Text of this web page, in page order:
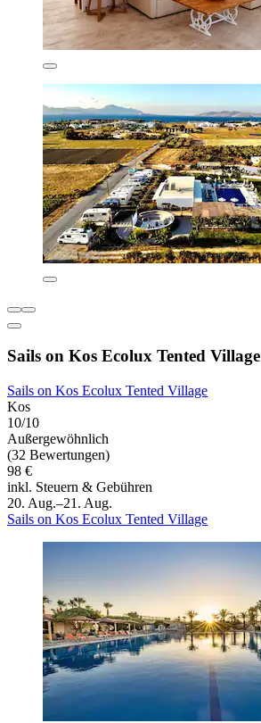
Sails on Kos Ecolux Tented Village
Sails on Kos Ecolux Tented Village
Kos
10/10
Außergewöhnlich
(32 Bewertungen)
98 €
inkl. Steuern & Gebühren
20. Aug.–21. Aug.
Sails on Kos Ecolux Tented Village